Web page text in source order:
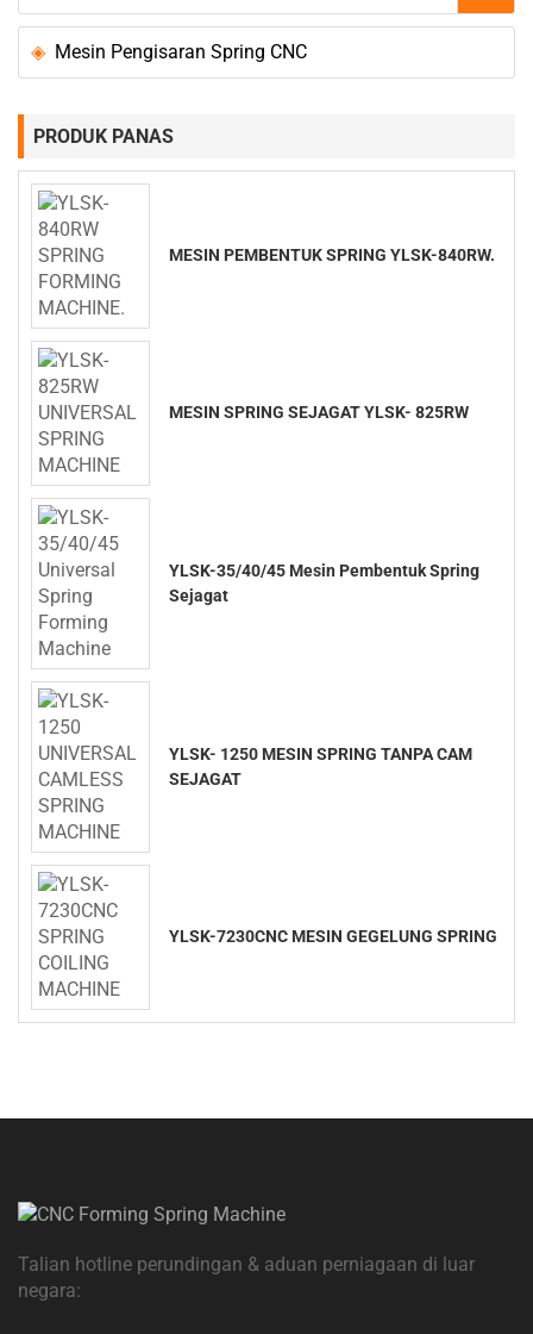
Mesin Pengisaran Spring CNC
PRODUK PANAS
MESIN PEMBENTUK SPRING YLSK-840RW.
MESIN SPRING SEJAGAT YLSK- 825RW
YLSK-35/40/45 Mesin Pembentuk Spring
Sejagat
YLSK- 1250 MESIN SPRING TANPA CAM
SEJAGAT
YLSK-7230CNC MESIN GEGELUNG SPRING
Talian hotline perundingan & aduan perniagaan di luar
negara: